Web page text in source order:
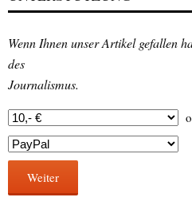
Wenn Ihnen unser Artikel gefallen
des
Journalismus.
Weiter